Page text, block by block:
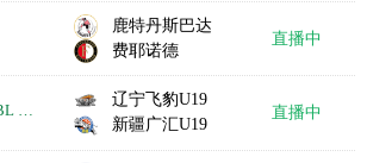
鹿特丹斯巴达
费耶诺德
直播中
中国NBL U19
辽宁飞豹U19
新疆广汇U19
直播中